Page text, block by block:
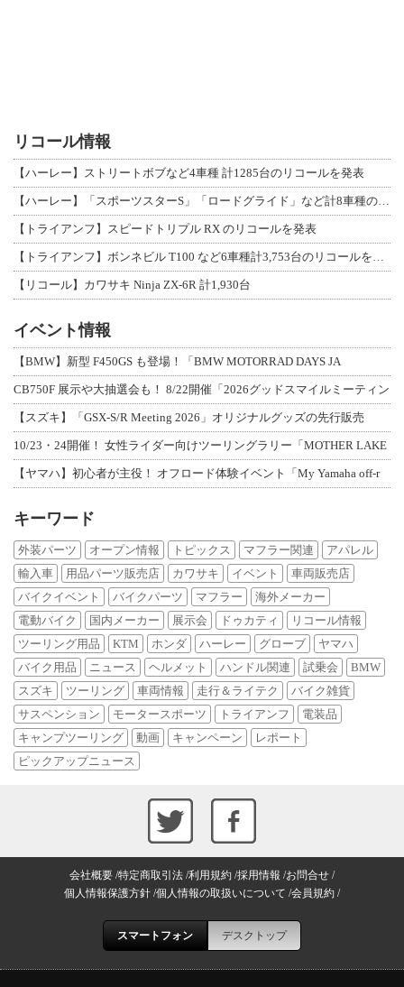
リコール情報
【ハーレー】ストリートボブなど4車種 計1285台のリコールを発表
【ハーレー】「スポーツスターS」「ロードグライド」など計8車種のリコールを発表
【トライアンフ】スピードトリプル RX のリコールを発表
【トライアンフ】ボンネビル T100 など6車種計3,753台のリコールを発表
【リコール】カワサキ Ninja ZX-6R 計1,930台
イベント情報
【BMW】新型 F450GS も登場！「BMW MOTORRAD DAYS JA
CB750F 展示や大抽選会も！ 8/22開催「2026グッドスマイルミーティン
【スズキ】「GSX-S/R Meeting 2026」オリジナルグッズの先行販売
10/23・24開催！ 女性ライダー向けツーリングラリー「MOTHER LAKE
【ヤマハ】初心者が主役！ オフロード体験イベント「My Yamaha off-r
キーワード
外装パーツ オープン情報 トピックス マフラー関連
アパレル
輸入車
用品パーツ販売店 カワサキ イベント
車両販売店
バイクイベント
バイクパーツ マフラー
海外メーカー
電動バイク
国内メーカー 展示会 ドゥカティ
リコール情報
ツーリング用品
KTM ホンダ ハーレー グローブ
ヤマハ
バイク用品
ニュース ヘルメット ハンドル関連 試乗会
BMW
スズキ
ツーリング 車両情報 走行＆ライテク
バイク雑貨
サスペンション
モータースポーツ トライアンフ
電装品
キャンプツーリング
動画 キャンペーン
レポート
ピックアップニュース
会社概要 特定商取引法 利用規約 採用情報 お問合せ
個人情報保護方針 個人情報の取扱いについて 会員規約
スマートフォン デスクトップ